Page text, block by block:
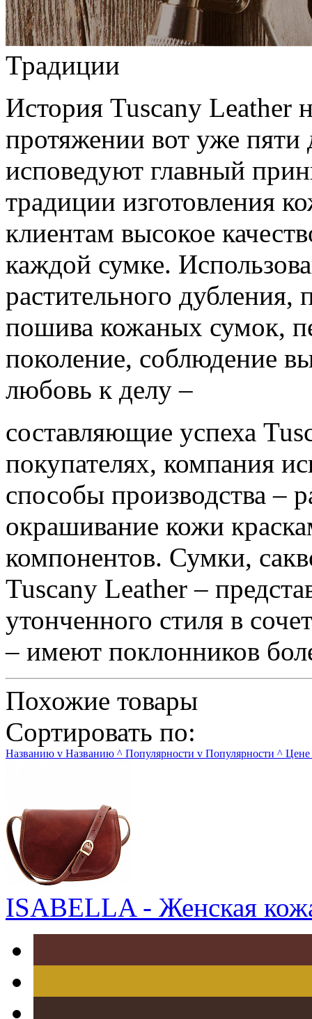
Традиции
История Tuscany Leather
протяжении вот уже пяти
исповедуют главный
традиции изготовления
клиентам высокое
каждой сумке.
растительного дубления,
пошива кожаных сумок,
поколение, соблюдение
любовь к делу –
составляющие успеха
покупателях, компания
способы производства –
окрашивание кожи
компонентов. Сумки,
Tuscany Leather –
утонченного стиля в
– имеют поклонников
Похожие товары
Сортировать по:
Названию v Названию ^ Популярности v Популярности ^ Цене
ISABELLA - Женская